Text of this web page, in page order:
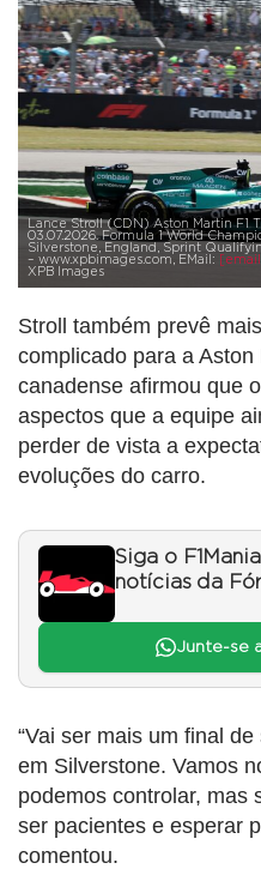
Lance Stroll (CDN) Aston Martin F1
03.07.2026. Formula 1 World
Silverstone, England, Sprint
– www.xpbimages.com, EMail:
XPB Images
Stroll também prevê
complicado para a
canadense afirmou que
aspectos que a equipe
perder de vista a
evoluções do carro.
Siga o
notícias da
Junte-se
“Vai ser mais um final
em Silverstone. Vamos
podemos controlar, mas
ser pacientes e esperar
comentou.